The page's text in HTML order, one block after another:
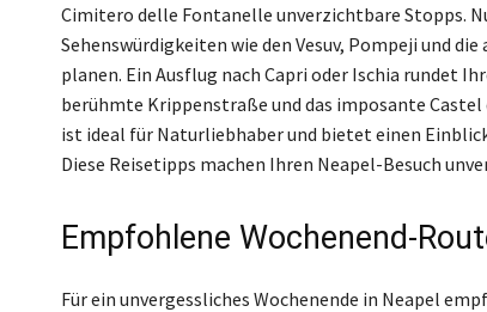
Cimitero delle Fontanelle unverzichtbare Stopps.
Sehenswürdigkeiten wie den Vesuv, Pompeji und
planen. Ein Ausflug nach Capri oder Ischia rundet
berühmte Krippenstraße und das imposante Castel
ist ideal für Naturliebhaber und bietet einen
Diese Reisetipps machen Ihren Neapel-Besuch
Empfohlene Wochenend-
Für ein unvergessliches Wochenende in Neapel